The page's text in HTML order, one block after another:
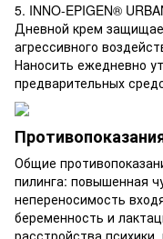
5. INNO-EPIGEN®
Дневной крем
агрессивного
Наносить ежедневно
предварительных
Общие
пилинга: повышенная
непереносимость
беременность и